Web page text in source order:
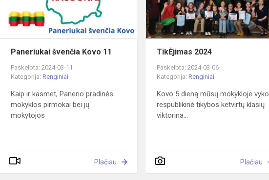
Paneriukai švenčia Kovo 11
Paskelbta: 2024-03-11
Kategorija:Renginiai
Kaip ir kasmet, Panerio pradinės
mokyklos pirmokai bei jų
mokytojos
Plačiau
TikĖjimas 2024
Paskelbta: 2024-03-06
Kategorija:Renginiai
Kovo 5 dieną mūsų mokykloje vyko
respublikinė tikybos ketvirtų klasių
viktorina...
Plačiau